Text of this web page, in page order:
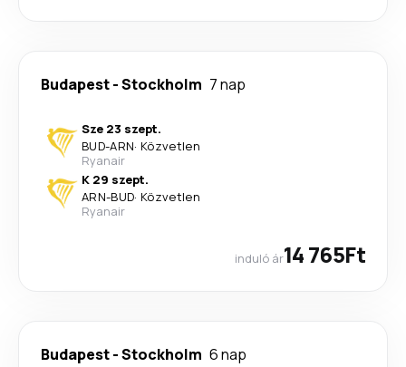
Budapest-Stockholm 7 nap
Sze 23 szept.
BUD-ARN· Közvetlen
Ryanair
K 29 szept.
ARN-BUD· Közvetlen
Ryanair
induló ár14 765Ft
Budapest-Stockholm 6 nap